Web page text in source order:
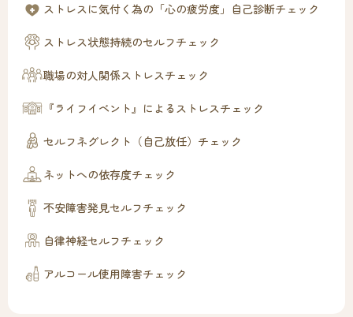
ストレスに気付く為の「心の疲労度」自己診断チェック
ストレス状態持続のセルフチェック
職場の対人関係ストレスチェック
『ライフイベント』によるストレスチェック
セルフネグレクト（自己放任）チェック
ネットへの依存度チェック
不安障害発見セルフチェック
自律神経セルフチェック
アルコール使用障害チェック